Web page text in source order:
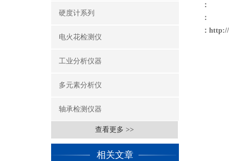
硬度计系列
电火花检测仪
工业分析仪器
多元素分析仪
轴承检测仪器
查看更多 >>
相关文章
：
：
： http://